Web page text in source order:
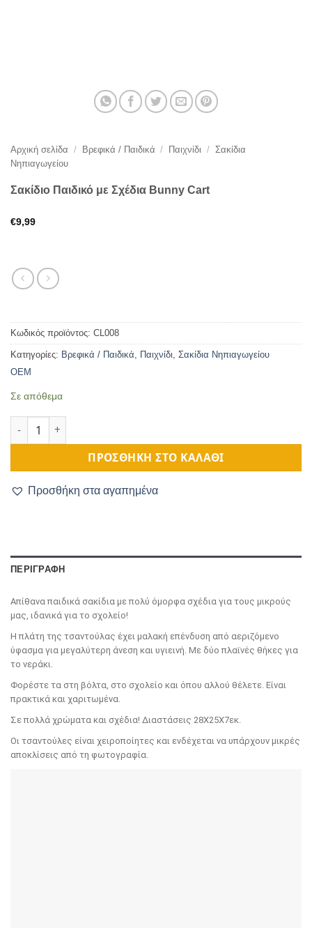
Αρχική σελίδα / Βρεφικά / Παιδικά / Παιχνίδι / Σακίδια
Νηπιαγωγείου
Σακίδιο Παιδικό με Σχέδια Bunny Cart
€9,99
Κωδικός προϊόντος: CL008
Κατηγορίες: Βρεφικά / Παιδικά Παιχνίδι Σακίδια Νηπιαγωγείου
OEM
Σε απόθεμα
ΠΡΟΣΘΉΚΗ ΣΤΟ ΚΑΛΆΘΙ
Προσθήκη στα αγαπημένα
ΠΕΡΙΓΡΑΦΉ
Απίθανα παιδικά σακίδια με πολύ όμορφα σχέδια για τους μικρούς
μας, ιδανικά για το σχολείο!
Η πλάτη της τσαντούλας έχει μαλακή επένδυση από αεριζόμενο
ύφασμα για μεγαλύτερη άνεση και υγιεινή. Με δύο πλαϊνές θήκες για
το νεράκι.
Φορέστε τα στη βόλτα, στο σχολείο και όπου αλλού θέλετε. Είναι
πρακτικά και χαριτωμένα.
Σε πολλά χρώματα και σχέδια! Διαστάσεις 28Χ25Χ7εκ.
Οι τσαντούλες είναι χειροποίητες και ενδέχεται να υπάρχουν μικρές
αποκλίσεις από τη φωτογραφία.